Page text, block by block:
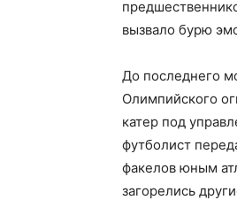
вызвало бурю
До последнего
Олимпийского
катер под
футболист
факелов юным
загорелись